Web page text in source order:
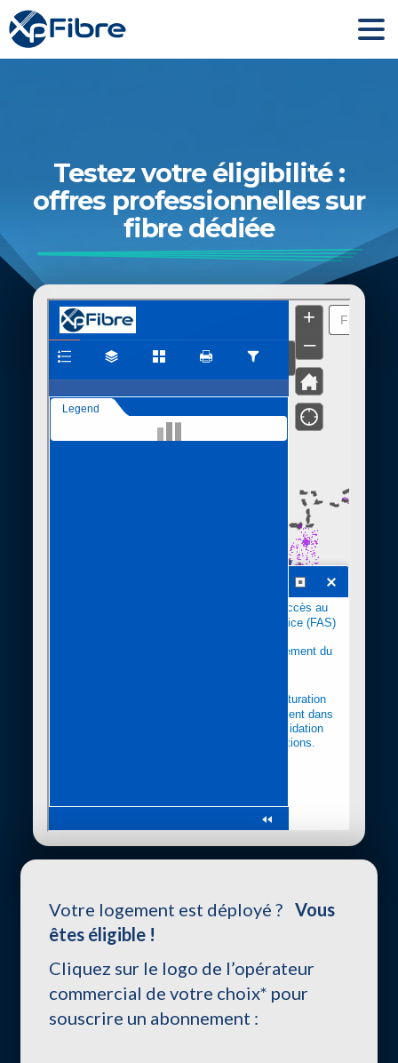
Testez votre éligibilité :
offres professionnelles sur
fibre dédiée
Votre logement est déployé ? Vous
êtes éligible !
Cliquez sur le logo de l’opérateur
commercial de votre choix* pour
souscrire un abonnement :